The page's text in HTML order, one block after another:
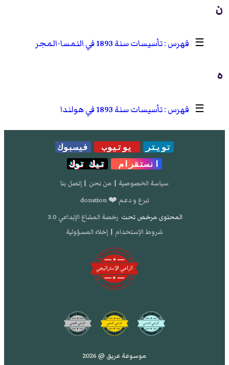
ن
☰ تأسيسات سنة 1893 في النمسا-المجر
ه
☰ تأسيسات سنة 1893 في هولندا
تويتر يوتيوب
فيسبوك
انستقرام
تيك توك
سياسة الخصوصية | من نحن | إتصل بنا
تبرع و دعم ❤️ donation
المحتوى مرخص تحت رخصة المشاع الإبداعي 3.0
شروط الإستخدام | إخلاء المسؤولية
موسوعة عريق @ 2026